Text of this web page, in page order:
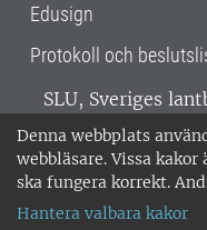
Denna webbplats
webbläsare. Vissa
ska fungera korrekt.
Hantera valbara kakor
Edusign
Protokoll och
SLU, Sveriges
verksamhet över
Alnarp, Uppsala
miljöcertifierat
018-67 10 00 •